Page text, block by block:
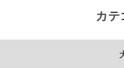
カテ